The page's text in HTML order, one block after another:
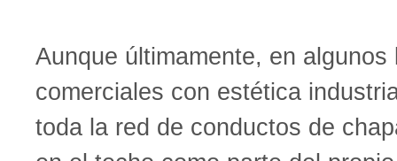
Aunque últimamente, en algunos
comerciales con estética
toda la red de conductos de